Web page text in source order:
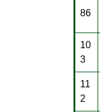
86
10
3
11
2